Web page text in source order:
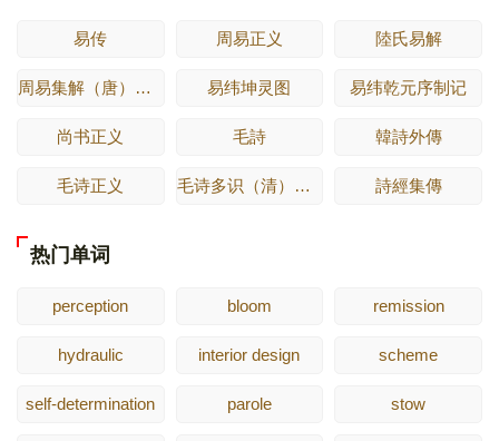
易传 周易正义 陸氏易解
周易集解（唐）李鼎祚 易纬坤灵图 易纬乾元序制记
尚书正义 毛詩 韓詩外傳
毛诗正义 毛诗多识（清）多隆阿 詩經集傳
热门单词
perception bloom remission
hydraulic interior design scheme
self-determination parole stow